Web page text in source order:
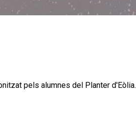
pels alumnes del Planter d'Eòlia.